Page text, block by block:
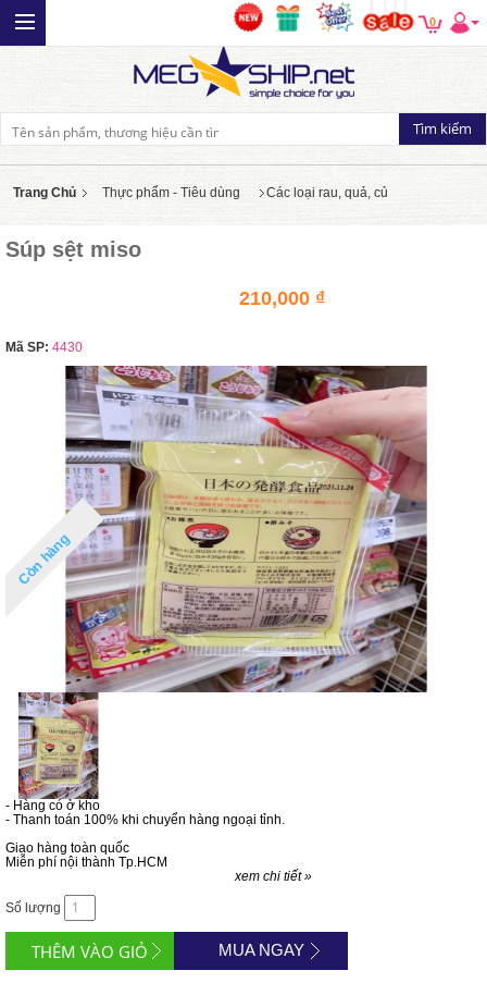
0
Trang Chủ Thực phẩm - Tiêu dùng Các loại rau, quả, củ
Súp sệt miso
210,000 ₫
Mã SP: 4430
Còn hàng
- Hàng có ở kho
- Thanh toán 100% khi chuyển hàng ngoại tỉnh.
Giao hàng toàn quốc
Miễn phí nội thành Tp.HCM
xem chi tiết »
Số lượng
MUA NGAY